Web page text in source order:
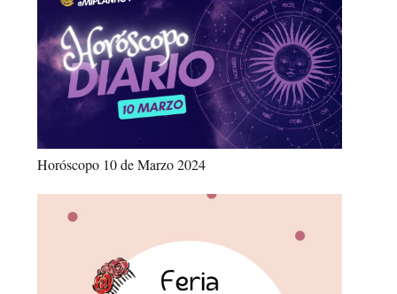
Horóscopo 10 de Marzo 2024